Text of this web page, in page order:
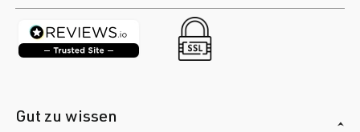
Gut zu wissen